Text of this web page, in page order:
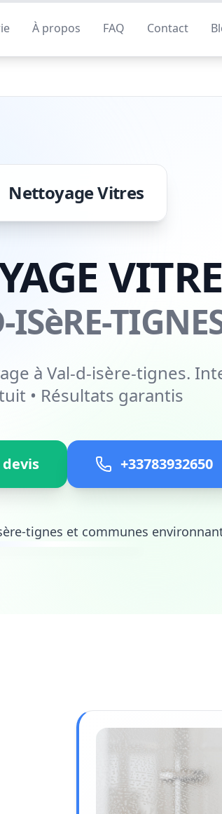
À propos FAQ Contact
Nettoyage Vitres
ISèRE-
à Val-d-isère-tignes.
• Résultats garantis
+33783932650
tignes et communes